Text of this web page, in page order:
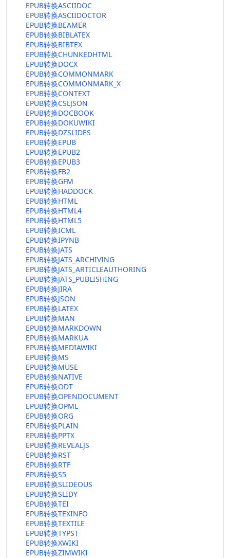
EPUB转换ASCIIDOC
EPUB转换ASCIIDOCTOR
EPUB转换BEAMER
EPUB转换BIBLATEX
EPUB转换BIBTEX
EPUB转换CHUNKEDHTML
EPUB转换DOCX
EPUB转换COMMONMARK
EPUB转换COMMONMARK_X
EPUB转换CONTEXT
EPUB转换CSLJSON
EPUB转换DOCBOOK
EPUB转换DOKUWIKI
EPUB转换DZSLIDES
EPUB转换EPUB
EPUB转换EPUB2
EPUB转换EPUB3
EPUB转换FB2
EPUB转换GFM
EPUB转换HADDOCK
EPUB转换HTML
EPUB转换HTML4
EPUB转换HTML5
EPUB转换ICML
EPUB转换IPYNB
EPUB转换JATS
EPUB转换JATS_ARCHIVING
EPUB转换JATS_ARTICLEAUTHORING
EPUB转换JATS_PUBLISHING
EPUB转换JIRA
EPUB转换JSON
EPUB转换LATEX
EPUB转换MAN
EPUB转换MARKDOWN
EPUB转换MARKUA
EPUB转换MEDIAWIKI
EPUB转换MS
EPUB转换MUSE
EPUB转换NATIVE
EPUB转换ODT
EPUB转换OPENDOCUMENT
EPUB转换OPML
EPUB转换ORG
EPUB转换PLAIN
EPUB转换PPTX
EPUB转换REVEALJS
EPUB转换RST
EPUB转换RTF
EPUB转换S5
EPUB转换SLIDEOUS
EPUB转换SLIDY
EPUB转换TEI
EPUB转换TEXINFO
EPUB转换TEXTILE
EPUB转换TYPST
EPUB转换XWIKI
EPUB转换ZIMWIKI